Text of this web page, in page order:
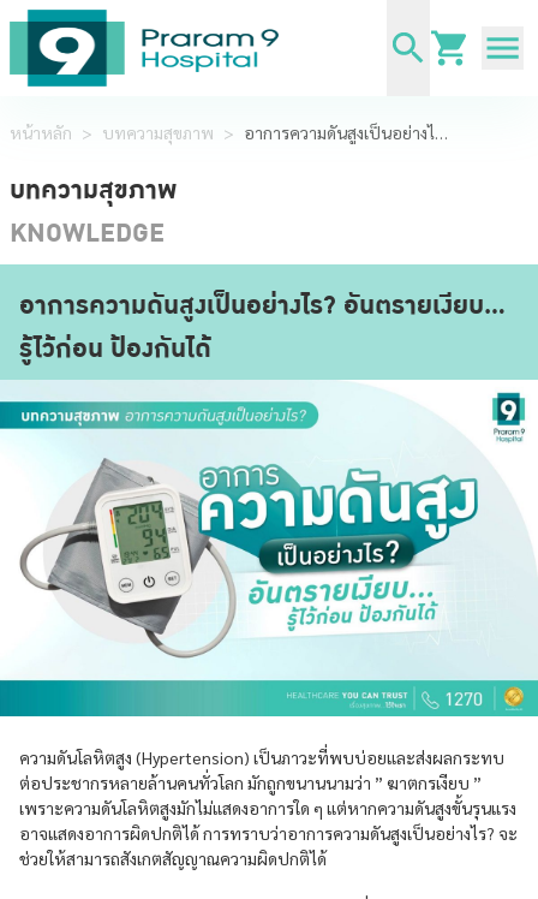
หน้าหลัก > บทความสุขภาพ > อาการความดันสูงเป็นอย่างไร? อันตรายเงียบ… รู้ไว้ก่อน ป้องกันได้
บทความสุขภาพ
KNOWLEDGE
อาการความดันสูงเป็นอย่างไร? อันตรายเงียบ…
รู้ไว้ก่อน ป้องกันได้
ความดันโลหิตสูง (Hypertension) เป็นภาวะที่พบบ่อยและส่งผลกระทบ
ต่อประชากรหลายล้านคนทั่วโลก มักถูกขนานนามว่า ” ฆาตกรเงียบ ”
เพราะความดันโลหิตสูงมักไม่แสดงอาการใด ๆ แต่หากความดันสูงขั้นรุนแรง
อาจแสดงอาการผิดปกติได้ การทราบว่าอาการความดันสูงเป็นอย่างไร? จะ
ช่วยให้สามารถสังเกตสัญญาณความผิดปกติได้